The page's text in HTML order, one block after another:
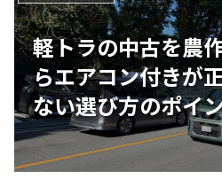
軽トラの中古を農
らエアコン付きが
ない選び方のポイ